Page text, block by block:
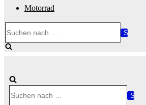
Motorrad
nach …
nach …